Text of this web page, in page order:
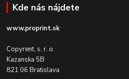
Kde nás nájdete
www.proprint.sk
Copyrent, s. r. o.
Kazanska 5B
821 06 Bratislava